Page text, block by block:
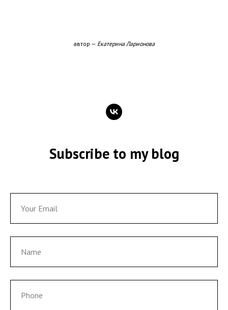
автор — Екатерина Ларионова
Subscribe to my blog